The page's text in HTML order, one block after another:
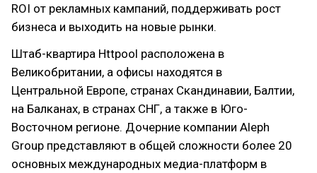
ROI от рекламных кампаний, поддерживать рост
бизнеса и выходить на новые рынки.
Штаб-квартира Httpool расположена в
Великобритании, а офисы находятся в
Центральной Европе, странах Скандинавии, Балтии,
на Балканах, в странах СНГ, а также в Юго-
Восточном регионе. Дочерние компании Aleph
Group представляют в общей сложности более 20
основных международных медиа-платформ в